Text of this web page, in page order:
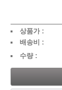
상품가 :
배송비 :
수량 :